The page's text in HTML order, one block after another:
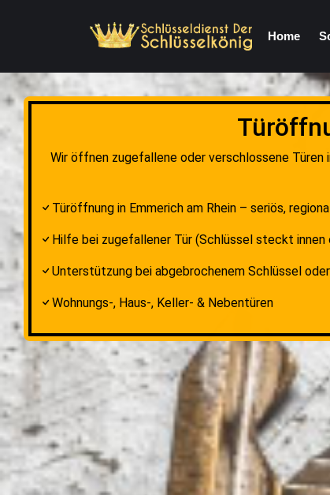
Home
Wir öffnen zugefallene oder verschlossene Türen
Türöffnung in Emmerich am Rhein – seriös,
Hilfe bei zugefallener Tür (Schlüssel steckt innen
Unterstützung bei abgebrochenem Schlüssel
Wohnungs-, Haus-, Keller- & Nebentüren